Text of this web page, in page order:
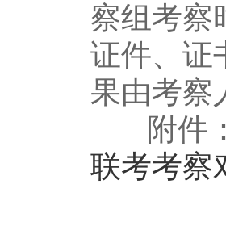
察组考察
证件、证
果由考察
附件
联考考察